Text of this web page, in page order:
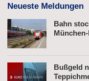
Neueste Meldungen
Bahn
Bußgeld